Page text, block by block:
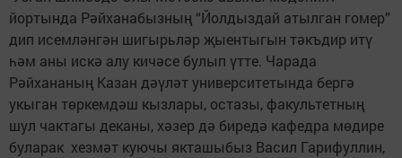
йортында Рәйханабызның “Йолдыздай атылган гомер”
дип исемләнгән шигырьләр җыентыгын тәкъдир итү
һәм аны искә алу кичәсе булып үтте. Чарада
Рәйхананың Казан дәүләт университетында бергә
укыган төркемдәш кызлары, остазы, факультетның
шул чактагы деканы, хәзер дә биредә кафедра мөдире
буларак хезмәт куючы якташыбыз Васил Гарифуллин,